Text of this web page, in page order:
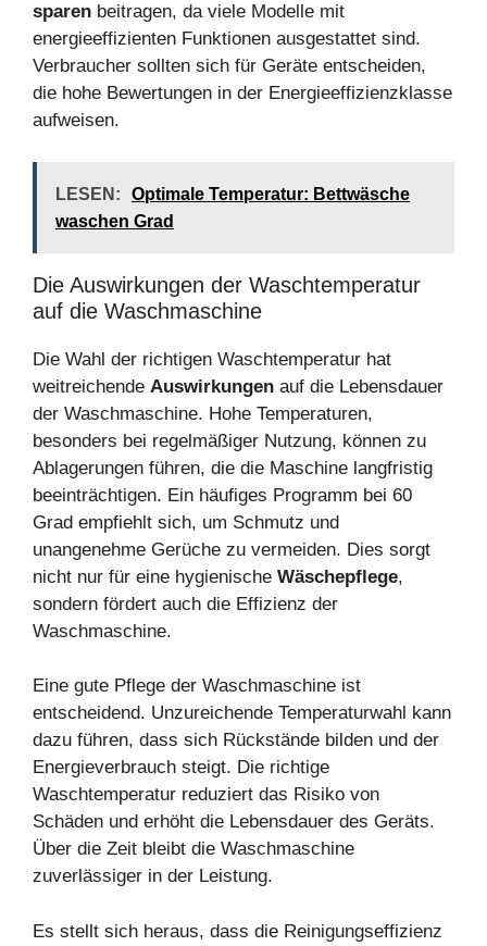
sparen beitragen, da viele Modelle mit
energieeffizienten Funktionen ausgestattet sind.
Verbraucher sollten sich für Geräte entscheiden,
die hohe Bewertungen in der Energieeffizienzklasse
aufweisen.
LESEN:
Optimale Temperatur: Bettwäsche
waschen Grad
Die Auswirkungen der Waschtemperatur
auf die Waschmaschine
Die Wahl der richtigen Waschtemperatur hat
weitreichende Auswirkungen auf die Lebensdauer
der Waschmaschine. Hohe Temperaturen,
besonders bei regelmäßiger Nutzung, können zu
Ablagerungen führen, die die Maschine langfristig
beeinträchtigen. Ein häufiges Programm bei 60
Grad empfiehlt sich, um Schmutz und
unangenehme Gerüche zu vermeiden. Dies sorgt
nicht nur für eine hygienische Wäschepflege,
sondern fördert auch die Effizienz der
Waschmaschine.
Eine gute Pflege der Waschmaschine ist
entscheidend. Unzureichende Temperaturwahl kann
dazu führen, dass sich Rückstände bilden und der
Energieverbrauch steigt. Die richtige
Waschtemperatur reduziert das Risiko von
Schäden und erhöht die Lebensdauer des Geräts.
Über die Zeit bleibt die Waschmaschine
zuverlässiger in der Leistung.
Es stellt sich heraus, dass die Reinigungseffizienz